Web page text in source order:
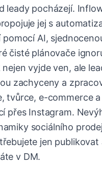
leady pocházejí.
jej s
pomocí AI,
čisté plánovače
vyjde ven, ale
zachyceny a
tvůrce, e-commerce
přes Instagram.
sociálního
jen publikovat
v DM.